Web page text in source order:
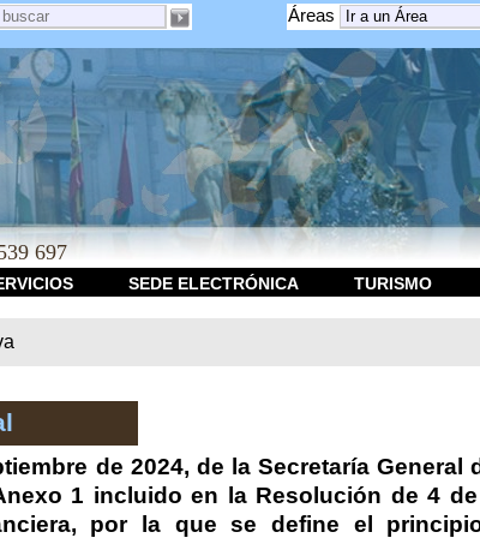
Áreas
697
SEDE ELECTRÓNICA TURISMO
de 2024, de la Secretaría
1 incluido en la Resolución de 4
por la que se define el